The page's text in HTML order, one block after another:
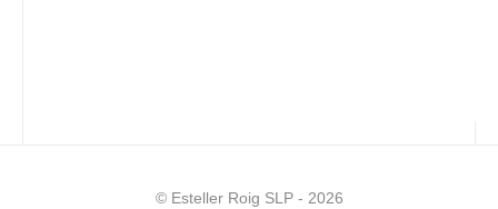
© Esteller Roig SLP - 2026